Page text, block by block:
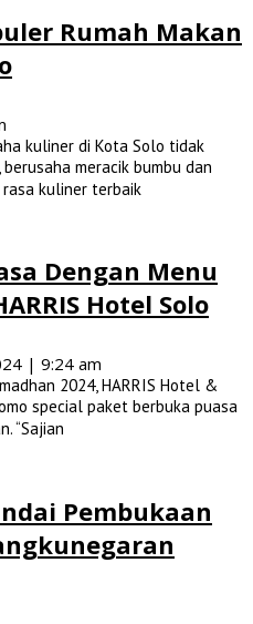
Rumah Makan
kuliner di Kota Solo tidak
meracik bumbu dan
kuliner terbaik
Dengan Menu
Hotel Solo
| 9:24 am
2024, HARRIS Hotel &
special paket berbuka puasa
“Sajian
Pembukaan